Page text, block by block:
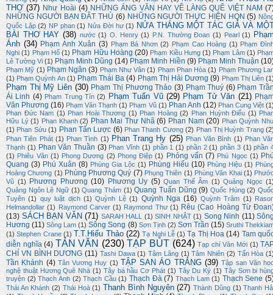
THƠ (37) Như Hoài (4) NHỮNG ÁNG VĂN HAY VỀ LÀNG QUÊ VIỆT NAM
NHỮNG NGƯỜI BẠN ĐÂT THỦ (6) NHỮNG NGƯỜI THỰC HIỆN HQN (5)
Quốc Lập (2) NP phan (1) Nửa Đời hư (1) NỬA THÁNG MỘT TÁC GIẢ VÀ
BÀI THƠ HAY (38) nước (1) O. Henry (1) P.N. Thường Đoan (1) Pearl (1)
Ánh (34) Phạm Anh Xuân (3) Phạm Bá Nhơn (2) Phạm Cao Hoàng (1) Phạm
Nghi (1) Phạm Hổ (1) Phạm Hữu Hoàng (20) Phạm Kiều Hưng (1) Phạm Lâm (1)
Lê Tường Vi (1) Phạm Minh Dũng (14) Phạm Minh Hiền (9) Phạm Minh Thuận
Phạm Mỹ (1) Phạm Ngân (3) Phạm Như Vân (1) Phạm Phan Hòa (1) Phạm Phương
(1) Phạm Quỳnh An (1) Phạm Thái Ba (4) Phạm Thị Hải Dương (9) Phạm Thị Liên
Phạm Thị Mỹ Liên (30) Phạm Thị Phương Thảo (3) Phạm Thuý (6) Phạm
Ái Linh (4) Phạm Trung Tín (2) Phạm Tuấn Vũ (29) Phạm Tử Văn (21)
Văn Phương (16) Phạm Văn Thạnh (1) Phạm Vũ (1) Phan Anh (12) Phan Cung Việt
Phan Đức Nam (1) Phan Hoài Thương (1) Phan Hoàng (2) Phan Huỳnh Điểu (1)
Hữu Lý (1) Phan Khanh (2) Phan Mai Thư Nhã (6) Phan Nam (20) Phan Quỳnh
(1) Phan Sửu (1) Phan Tấn Lược (6) Phan Thanh Cương (2) Phan Thị Huỳnh Trang
Phan Tiên Phát (1) Phan Tình (1) Phan Trang Hy (25) Phan Văn Bình (1) Phan
Thạnh (1) Phan Văn Thuần (3) Phan Vĩnh (1) phần 1 (1) phần 2 (1) phần 3 (1) phần
(1) Phiêu Vân (1) Phong Dương (2) Phong Điệp (1) Phỏng vấn (7) Phú Ngọc (1)
Quang (3) Phú Xuân (8) Phùng Gia Lộc (1) Phùng Hiếu (10) Phùng Hiệu (1)
Hoàng Chương (1) Phùng Phương Quý (7) Phụng Thiên (1) Phùng Văn Khai (1)
Vũ (1) Phương Phương (10) Phương Uy (5) Quan Thế Âm (1) Quảng Ngọc
Quảng Ngôn Lê Ngữ (1) Quang Thám (1) Quang Tuấn Dũng (9) Quốc Hùng (2)
Tuyên (1) quy luật dịch (1) Quỳnh Lệ (1) Quỳnh Nga (16) Quỳnh Trâm (1)
Helmandollar (1) Raymond Carver (1) Raymond Thư (1) Rêu (Cao Hoàng Từ
(13) SÁCH BẠN VĂN (71) SARAH HALL (1) SINH NHẬT (1) Song Ninh (11)
Hương (11) Sông Lam (1) Sông Song (8) Sơn Tịnh (2) Sơn Trần (15) Sruthi
(1) Stephen Crane (1) T.T.Hiếu Thảo (22) Tạ Nghi Lễ (1) Tạ Thị Hoa (14) Tam
diễn nghĩa (4) TẢN VĂN (230) TẠP BÚT (624) Tạp chí Văn Mới (1)
CHÍ VN BÌNH DƯƠNG (11) Tashi Dawa (1) Tâm Lãng (1) Tâm Nhiên (2) Tấn Hòa
Tần Khánh (4) Tân Vương Huy (1) TẬP SAN ÁO TRẮNG (39) Tập san Văn
nghệ thuật Hương Quê Nhà (1) Tây bá hầu Cơ Phát (1) Tây Du Ký (1) Tây Sơn bi
truyện (2) Thạch Anh (2) Thạch Cầu (1) Thạch Đà (7) Thạch Lam (1) Thạch Sene
Thái An Khánh (2) Thái Hoà (1) Thanh Bình Nguyên (27) Thành Dũng (1) Thanh